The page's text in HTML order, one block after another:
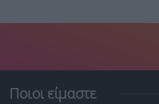
Ποιοι είμαστε